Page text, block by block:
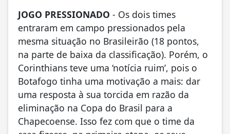
JOGO PRESSIONADO - Os dois times
entraram em campo pressionados pela
mesma situação no Brasileirão (18 pontos,
na parte de baixa da classificação). Porém, o
Corinthians teve uma ‘notícia ruim’, pois o
Botafogo tinha uma motivação a mais: dar
uma resposta à sua torcida em razão da
eliminação na Copa do Brasil para a
Chapecoense. Isso fez com que o time da